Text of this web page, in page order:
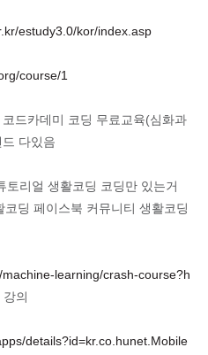
estudy3.0/kor/index.asp
course/1
코드카데미 코딩 무료교육(심화과
다있음
토리얼 생활코딩 코딩만 있는거
딩 페이스북 커뮤니티 생활코딩
learning/crash-course?h
의
details?id=kr.co.hunet.Mobile